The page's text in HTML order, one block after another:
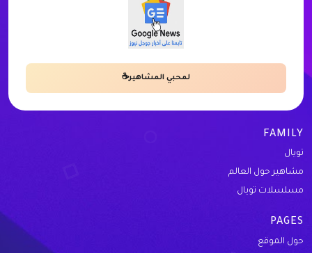
لمحبي المشاهير☕
FAMILY
تويال
مشاهير حول العالم
مسلسلات تويال
PAGES
حول الموقع